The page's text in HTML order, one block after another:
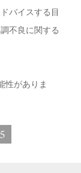
バイスする目
不良に関する
性がありま
5